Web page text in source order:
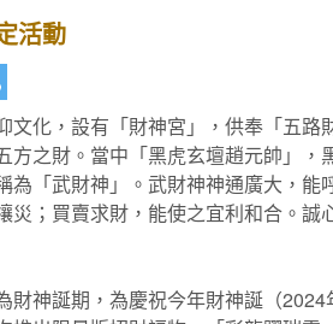
活動
文化，設有「財神宮」，供奉「五路
方之財。當中「黑虎玄壇趙元帥」，
為「武財神」。武財神神通廣大，能
災；買賣求財，能使之宜利和合。誠
財神誕期，為慶祝今年財神誕（2024